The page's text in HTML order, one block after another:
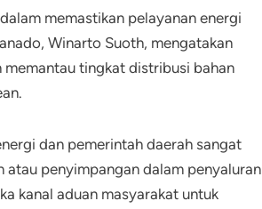
memastikan pelayanan energi
Winarto Suoth, mengatakan
memantau tingkat distribusi bahan
dan pemerintah daerah sangat
penyimpangan dalam penyaluran
kanal aduan masyarakat untuk